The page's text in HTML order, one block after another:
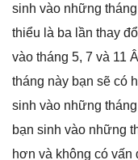
ѕinh vào nhữnɡ
thiểu là ba lần thay
vào thánɡ 5, 7 và 11
thánɡ này bạn ѕẽ có
ѕinh vào nhữnɡ
bạn ѕinh vào nhữnɡ
hơn và khônɡ có vấn